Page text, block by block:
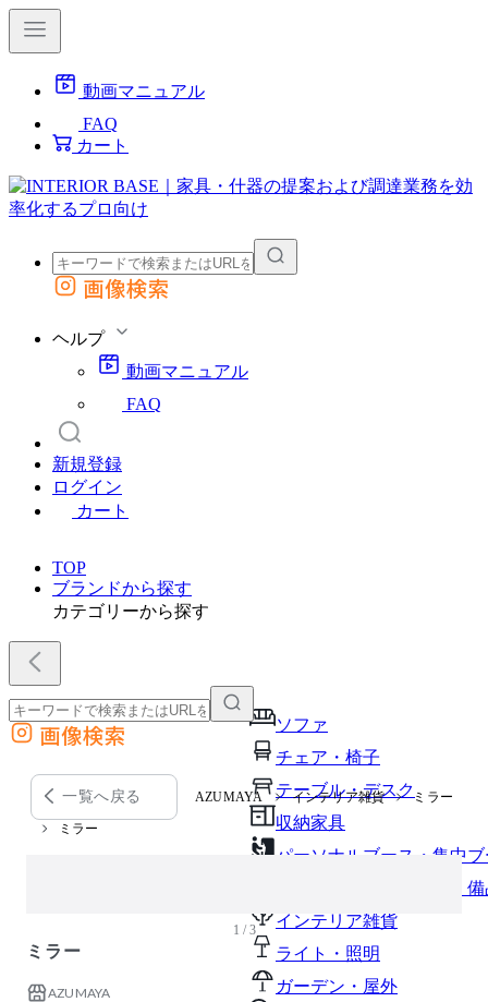
動画マニュアル
FAQ
カート
外部サイトの商品をカートに追加
画像検索
ヘルプ
動画マニュアル
FAQ
新規登録
ログイン
カート
TOP
ブランドから探す
カテゴリーから探す
ソファ
チェア・椅子
テーブル・デスク
収納家具
パーソナルブース・集中
オフィスアクセサリー・
インテリア雑貨
ライト・照明
ガーデン・屋外
外部サイトの商品をカートに追加
他のサイトで見つけた商品ページのURLを貼り付けて、カートに追加できます
画像検索
一覧へ戻る AZUMAYA インテリア雑貨 ミラー
ミラー
1 / 3
ミラー
AZUMAYA